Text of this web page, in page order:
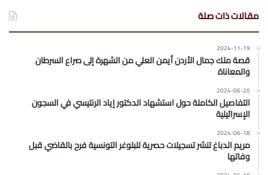
مقالات ذات صلة
2024-11-19
قصة ملك جمال الأردن أيمن العلي من الشهرة إلى صراع السرطان
والمعاناة
2024-06-20
التفاصيل الكاملة حول استشهاد الدكتور إياد الرنتيسي في السجون
الإسرائيلية
2024-06-18
مريم الدباغ تنشر تسجيلات حصرية للبلوغر التونسية فرح بالقاضي قبل
وفاتها